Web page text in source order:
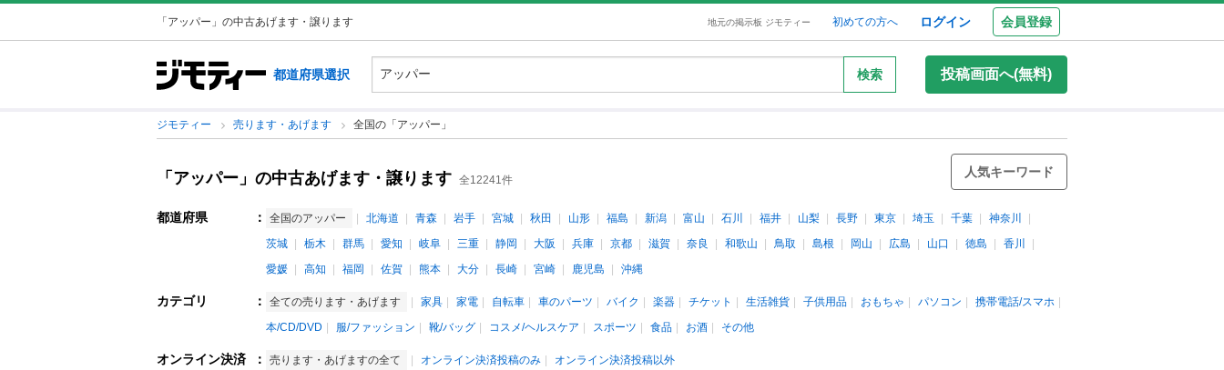
「アッパー」の中古あげます・譲ります 地元の掲示板 ジモティー 初めての方へ ログイン 会員登録
都道府県選択 検索 投稿画面へ(無料)
ジモティー 売ります・あげます 全国の「アッパー」
「アッパー」の中古あげます・譲ります 全12241件
人気キーワード
都道府県 ： 全国のアッパー 北海道 青森 岩手 宮城 秋田 山形 福島 新潟 富山 石川 福井 山梨 長野 東京 埼玉 千葉
神奈川
茨城
栃木 群馬 愛知 岐阜 三重 静岡 大阪 兵庫 京都 滋賀 奈良 和歌山 鳥取 島根 岡山 広島 山口 徳島
香川
愛媛
高知 福岡 佐賀 熊本 大分 長崎 宮崎 鹿児島 沖縄
カテゴリ ： 全ての売ります・あげます 家具 家電 自転車 車のパーツ バイク 楽器 チケット 生活雑貨 子供用品 おもちゃ パソコン
携帯電話/スマホ
本/CD/DVD
服/ファッション 靴/バッグ コスメ/ヘルスケア スポーツ 食品 お酒 その他
オンライン決済 ： 売ります・あげますの全て オンライン決済投稿のみ オンライン決済投稿以外